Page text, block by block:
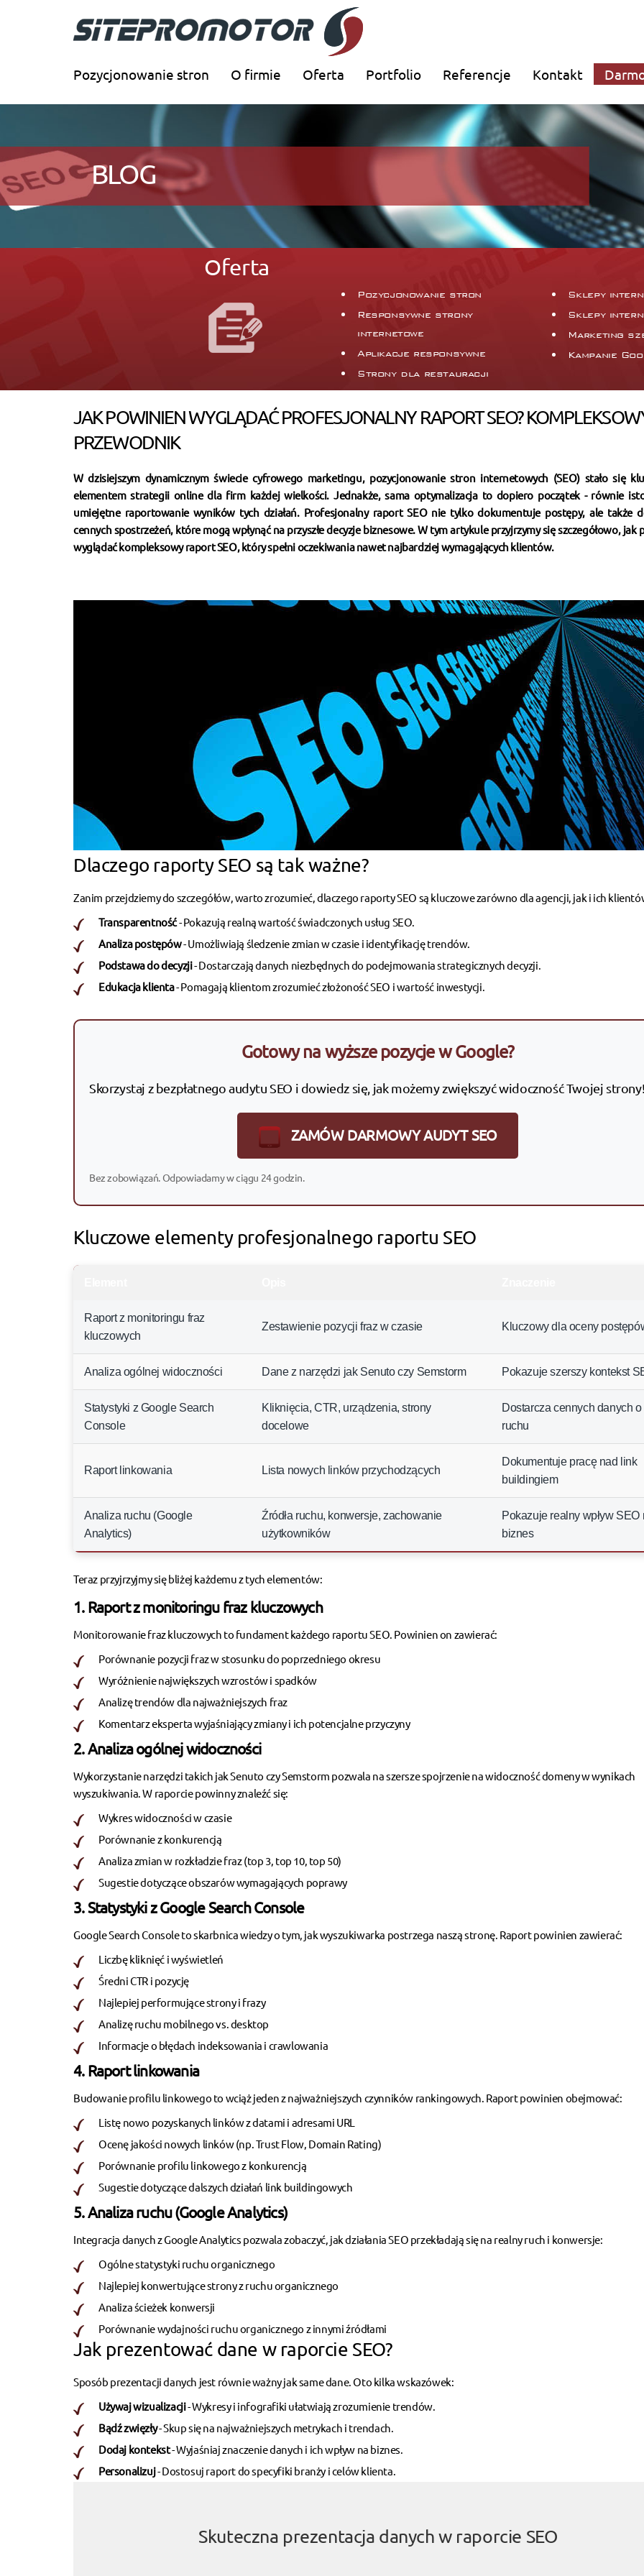
Pozycjonowanie stron O firmie Oferta Portfolio Referencje Kontakt
BLOG
Oferta
Pozycjonowanie stron
Responsywne strony
internetowe
Aplikacje responsywne
Strony dla restauracji
Sklepy
Sklepy
Marketing
Kampanie
JAK POWINIEN WYGLĄDAĆ PROFESJONALNY RAPORT SEO?
PRZEWODNIK
W dzisiejszym dynamicznym świecie cyfrowego marketingu, pozycjonowanie stron internetowych (SEO) stało się
elementem strategii online dla firm każdej wielkości. Jednakże, sama optymalizacja to dopiero początek - równie
umiejętne raportowanie wyników tych działań. Profesjonalny raport SEO nie tylko dokumentuje postępy, ale także
cennych spostrzeżeń, które mogą wpłynąć na przyszłe decyzje biznesowe. W tym artykule przyjrzymy się szczegółowo, jak
wyglądać kompleksowy raport SEO, który spełni oczekiwania nawet najbardziej wymagających klientów.
Dlaczego raporty SEO są tak ważne?
Zanim przejdziemy do szczegółów, warto zrozumieć, dlaczego raporty SEO są kluczowe zarówno dla agencji, jak i ich
Transparentność- Pokazują realną wartość świadczonych usług SEO.
Analiza postępów- Umożliwiają śledzenie zmian w czasie i identyfikację trendów.
Podstawa do decyzji- Dostarczają danych niezbędnych do podejmowania strategicznych decyzji.
Edukacja klienta- Pomagają klientom zrozumieć złożoność SEO i wartość inwestycji.
Gotowy na wyższe pozycje w Google?
Skorzystaj z bezpłatnego audytu SEO i dowiedz się, jak możemy zwiększyć widoczność Twojej strony!
ZAMÓW DARMOWY AUDYT SEO
Bez zobowiązań. Odpowiadamy w ciągu 24 godzin.
Kluczowe elementy profesjonalnego raportu SEO
Raport z monitoringu fraz
kluczowych
Zestawienie pozycji fraz w czasie Kluczowy dla oceny
Analiza ogólnej widoczności Dane z narzędzi jak Senuto czy Semstorm Pokazuje szerszy kontekst
Statystyki z Google Search
Console
Kliknięcia, CTR, urządzenia, strony
docelowe
Dostarcza cennych danych o
ruchu
Raport linkowania Lista nowych linków przychodzących
Dokumentuje pracę nad link
buildingiem
Analiza ruchu (Google
Analytics)
Źródła ruchu, konwersje, zachowanie
użytkowników
Pokazuje realny wpływ SEO
biznes
Teraz przyjrzyjmy się bliżej każdemu z tych elementów:
1. Raport z monitoringu fraz kluczowych
Monitorowanie fraz kluczowych to fundament każdego raportu SEO. Powinien on zawierać:
Porównanie pozycji fraz w stosunku do poprzedniego okresu
Wyróżnienie największych wzrostów i spadków
Analizę trendów dla najważniejszych fraz
Komentarz eksperta wyjaśniający zmiany i ich potencjalne przyczyny
2. Analiza ogólnej widoczności
Wykorzystanie narzędzi takich jak Senuto czy Semstorm pozwala na szersze spojrzenie na widoczność domeny w wynikach
wyszukiwania. W raporcie powinny znaleźć się:
Wykres widoczności w czasie
Porównanie z konkurencją
Analiza zmian w rozkładzie fraz (top 3, top 10, top 50)
Sugestie dotyczące obszarów wymagających poprawy
3. Statystyki z Google Search Console
Google Search Console to skarbnica wiedzy o tym, jak wyszukiwarka postrzega naszą stronę. Raport powinien zawierać:
Liczbę kliknięć i wyświetleń
Średni CTR i pozycję
Najlepiej performujące strony i frazy
Analizę ruchu mobilnego vs. desktop
Informacje o błędach indeksowania i crawlowania
4. Raport linkowania
Budowanie profilu linkowego to wciąż jeden z najważniejszych czynników rankingowych. Raport powinien obejmować:
Listę nowo pozyskanych linków z datami i adresami URL
Ocenę jakości nowych linków (np. Trust Flow, Domain Rating)
Porównanie profilu linkowego z konkurencją
Sugestie dotyczące dalszych działań link buildingowych
5. Analiza ruchu (Google Analytics)
Integracja danych z Google Analytics pozwala zobaczyć, jak działania SEO przekładają się na realny ruch i konwersje:
Ogólne statystyki ruchu organicznego
Najlepiej konwertujące strony z ruchu organicznego
Analiza ścieżek konwersji
Porównanie wydajności ruchu organicznego z innymi źródłami
Jak prezentować dane w raporcie SEO?
Sposób prezentacji danych jest równie ważny jak same dane. Oto kilka wskazówek:
Używaj wizualizacji- Wykresy i infografiki ułatwiają zrozumienie trendów.
Bądź zwięzły- Skup się na najważniejszych metrykach i trendach.
Dodaj kontekst- Wyjaśniaj znaczenie danych i ich wpływ na biznes.
Personalizuj- Dostosuj raport do specyfiki branży i celów klienta.
Skuteczna prezentacja danych w raporcie SEO